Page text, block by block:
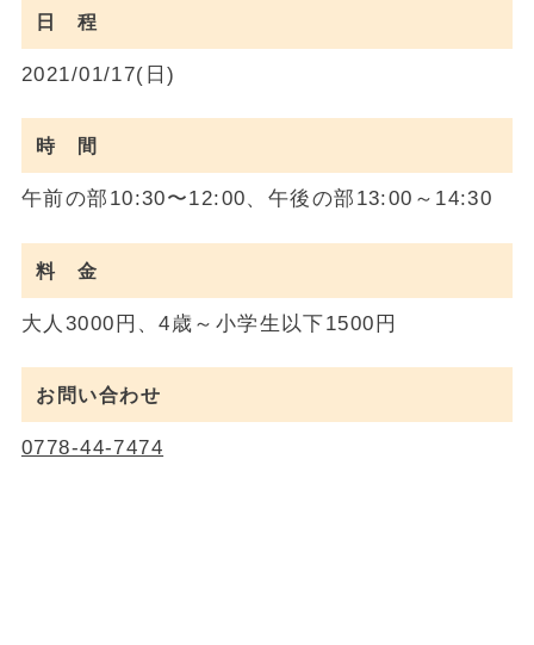
日 程
2021/01/17(日)
時 間
午前の部10:30〜12:00、午後の部13:00～14:30
料 金
大人3000円、4歳～小学生以下1500円
お問い合わせ
0778-44-7474